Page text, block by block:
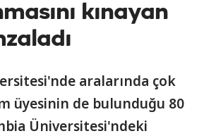
kınayan
aralarında çok
üyesinin de bulunduğu 80
Üniversitesi'ndeki